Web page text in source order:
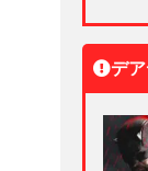
デア